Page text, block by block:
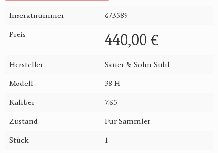
Inseratnummer 673589
Preis 440,00 €
Hersteller Sauer & Sohn Suhl
Modell 38 H
Kaliber 7.65
Zustand Für Sammler
Stück 1